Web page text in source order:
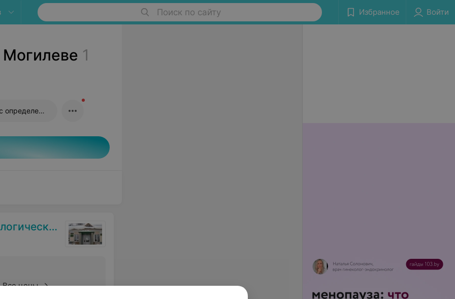
Поиск по сайту Избранное Войти
Могилеве 1
Посев на кандидоз с определением чувствительности
диспансер
Все цены